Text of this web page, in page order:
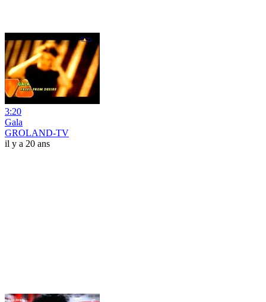
3:20
Gala
GROLAND-TV
il y a 20 ans